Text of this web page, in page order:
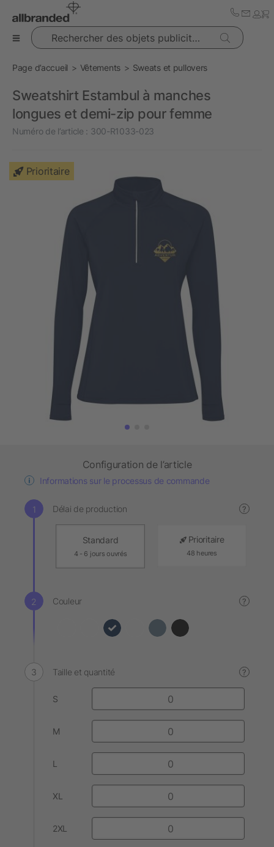
Rechercher des objets publicitaires
Page d’accueil Vêtements Sweats et pullovers
Sweatshirt Estambul à manches
longues et demi-zip pour femme
Numéro de l’article : 300-R1033-023
Prioritaire
Configuration de l’article
Informations sur le processus de commande
Délai de production ?
Standard
4 - 6 jours ouvrés
Prioritaire
48 heures
Couleur ?
Taille et quantité ?
S
M
L
XL
2XL